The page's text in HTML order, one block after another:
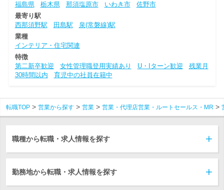
福島県
栃木県 那須塩原市 いわき市
佐野市
最寄り駅
西那須野駅
田島駅
泉(常磐線)駅
業種
インテリア・住宅関連
特徴
第二新卒歓迎
女性管理職登用実績あり U・Iターン歓迎
残業月
30時間以内
育児中の社員在籍中
転職TOP 営業から探す 営業 営業・代理店営業・ルートセールス・MR
職種から転職・求人情報を探す
勤務地から転職・求人情報を探す